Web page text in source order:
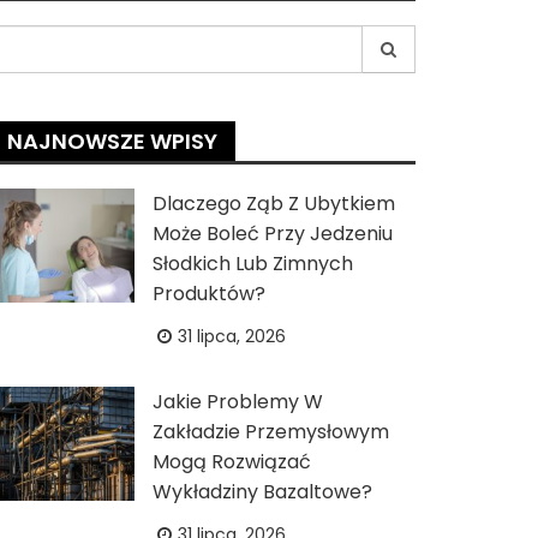
NAJNOWSZE WPISY
Dlaczego Ząb Z Ubytkiem
Może Boleć Przy Jedzeniu
Słodkich Lub Zimnych
Produktów?
31 lipca, 2026
Jakie Problemy W
Zakładzie Przemysłowym
Mogą Rozwiązać
Wykładziny Bazaltowe?